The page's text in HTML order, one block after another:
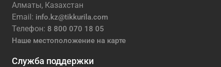
Алматы, Казахстан
Email: info.kz@tikkurila.com
Телефон: 8 800 070 18 05
Наше местоположение на карте
Служба поддержки